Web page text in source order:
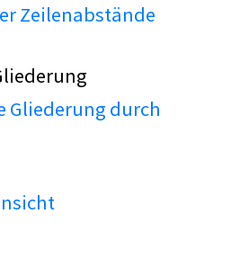
Zeilenabstände
Gliederung durch